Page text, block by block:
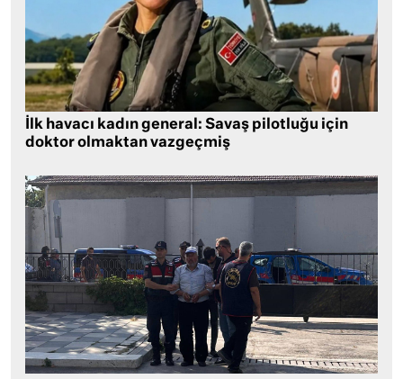
İlk havacı kadın general: Savaş pilotluğu için
doktor olmaktan vazgeçmiş